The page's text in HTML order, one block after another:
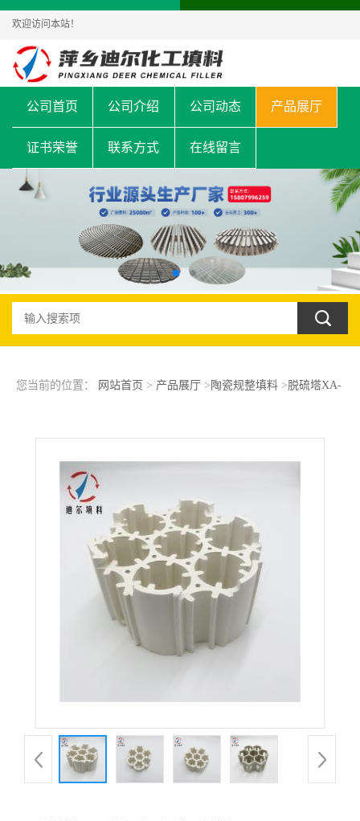
欢迎访问本站！
公司首页 公司介绍 公司动态 产品展厅
证书荣誉 联系方式 在线留言
您当前的位置： 网站首页 > 产品展厅> 陶瓷规整填料>脱硫塔XA-